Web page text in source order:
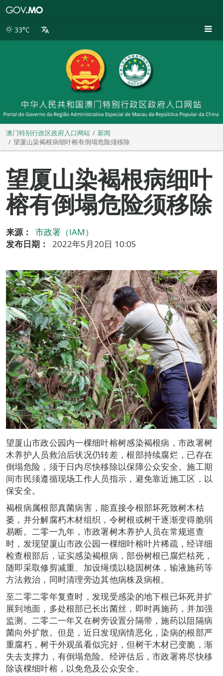
别
33°C
澳门特别行政区政府入口网站
新闻
望厦山染褐根病细叶榕有倒塌危险须移除
望厦山染褐根病细叶
榕有倒塌危险须移除
来源：
市政署（IAM）
发布日期：
2022年5月20日 10:05
望厦山市政公园内一棵细叶榕树感染褐根病，市政署树
木养护人员救治后状况仍转差，根部持续腐烂，已存在
倒塌危险，须于日内尽快移除以保障公众安全。施工期
间市民须遵循现场工作人员指示，避免靠近施工区，以
保安全。
褐根病属根部真菌病害，能直接令根部坏死致树木枯
萎，并分解腐朽木材组织，令树根或树干逐渐变得脆弱
易断。二零一九年，市政署树木养护人员在常规巡查
时，发现望厦山市政公园一棵细叶榕叶片稀疏，经详细
检查根部后，证实感染褐根病，部份树根已腐烂枯死，
随即采取修剪减重、加设绳缆以稳固树体，输液施药等
方法救治，同时清理旁边其他病株及病根。
至二零二零年复查时，发现受感染的地下根已坏死并扩
展到地面，多处根部已长出菌丝，即时再施药，并加强
监测。二零二一年又在树旁设置分隔带，施药以阻隔病
菌向外扩散。但是，近日发现病情恶化，染病的根部严
重腐朽，树干外观虽看似完好，但树干木材已变脆，渐
失去支撑力，有倒塌危险。经评估后，市政署将尽快移
除该棵细叶榕，以免危及公众安全。